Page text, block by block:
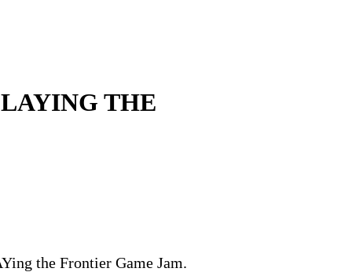
THE
the Frontier Game Jam.